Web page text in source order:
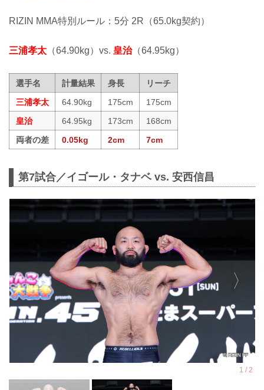
RIZIN MMA特別ルール：5分 2R（65.0kg契約）
三浦孝太 （64.90kg）vs. 皇治（64.95kg）
選手名 計量結果 身長
リーチ
三浦孝太
64.90kg 175cm
175cm
皇治
64.95kg 173cm
168cm
両者の差
0.05kg 2cm 7cm
第7試合／イゴール・タナベ vs. 安西信昌